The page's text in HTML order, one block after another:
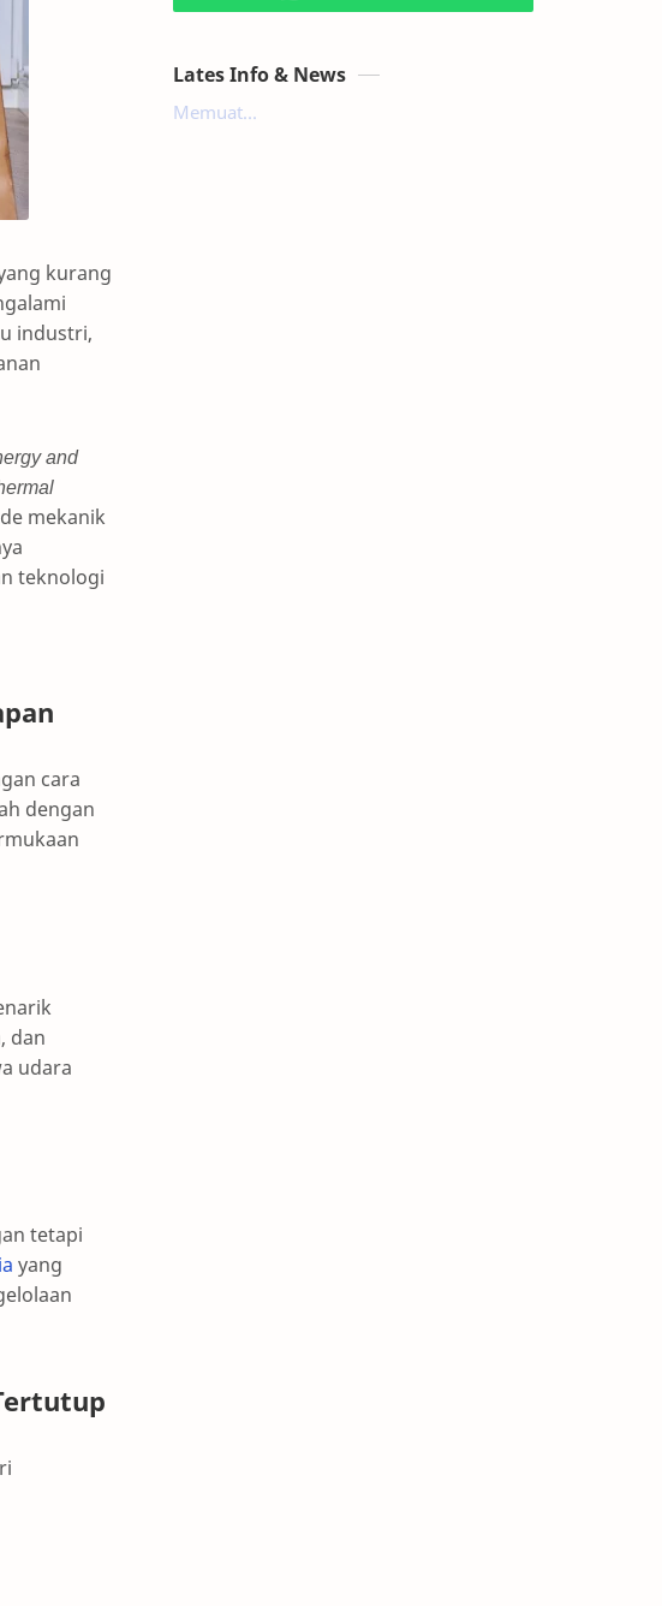
kurang
industri,
and
mekanik
teknologi
cara
dengan
dan
udara
tetapi
yang
Lates Info & News
Memuat...